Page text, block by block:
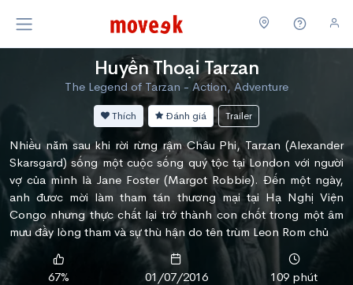
Huyền Thoại Tarzan
The Legend of Tarzan - Action, Adventure
Thích Đánh giá Trailer
Nhiều năm sau khi rời rừng rậm Châu Phi, Tarzan (Alexander
Skarsgard) sống một cuộc sống quý tộc tại London với người
vợ của mình là Jane Foster (Margot Robbie). Đến một ngày,
anh đươc mời làm tham tán thương mại tại Hạ Nghị Viện
Congo nhưng thực chất lại trở thành con chốt trong một âm
mưu đầy lòng tham và sự thù hận do tên trùm Leon Rom chủ
67% 01/07/2016
109 phút